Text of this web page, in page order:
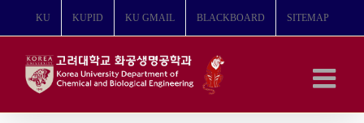
뛰
KU KUPID KU GMAIL BLACKBOARD SITEMAP